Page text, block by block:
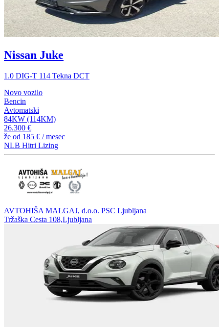
Nissan Juke
1.0 DIG-T 114 Tekna DCT
Novo vozilo
Bencin
Avtomatski
84KW (114KM)
26.300 €
že od 185 € / mesec
NLB Hitri Lizing
AVTOHIŠA MALGAJ, d.o.o. PSC Ljubljana
Tržaška Cesta 108,Ljubljana